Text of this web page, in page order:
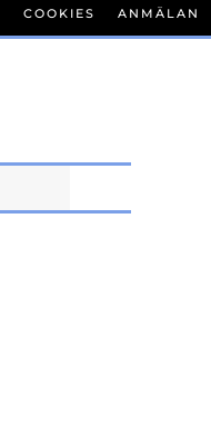
COOKIES ANMÄLAN